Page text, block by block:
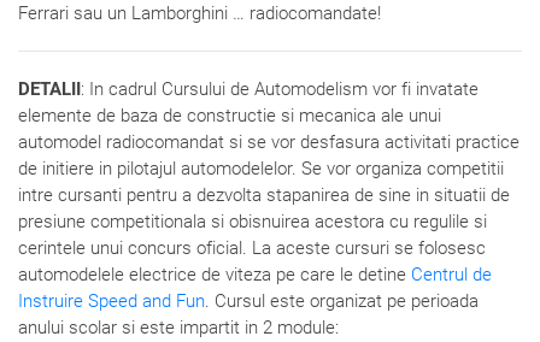
Ferrari sau un Lamborghini … radiocomandate!
DETALII : In cadrul Cursului de Automodelism vor fi invatate
elemente de baza de constructie si mecanica ale unui
automodel radiocomandat si se vor desfasura activitati practice
de initiere in pilotajul automodelelor. Se vor organiza competitii
intre cursanti pentru a dezvolta stapanirea de sine in situatii de
presiune competitionala si obisnuirea acestora cu regulile si
cerintele unui concurs oficial. La aceste cursuri se folosesc
automodelele electrice de viteza pe care le detine Centrul de
Instruire Speed and Fun. Cursul este organizat pe perioada
anului scolar si este impartit in 2 module: